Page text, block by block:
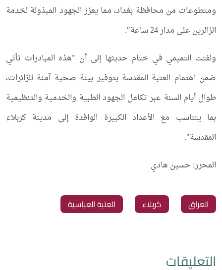
ومتطوعات من محافظة بغداد، مما يعزز الجهود المبذولة لخدمة
الزائرين على مدار 24 ساعة".
ولفتت التميمي في ختام حديثها إلى أن "هذه المبادرات تأتي
ضمن اهتمام العتبة المقدسة بتوفير بيئة صحية آمنة للزائرات،
طوال أيام السنة عبر تكامل الجهود الطبية والخدمية والتنظيمية
بما يتناسب مع الأعداد الكبيرة الوافدة إلى مدينة كربلاء
المقدسة".
المحرر: حسين هادي
العراق كربلاء العتبة العباسية
التعليقات